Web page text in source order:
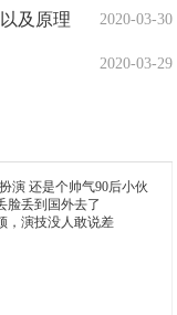
2020-03-30
及原理
2020-03-29